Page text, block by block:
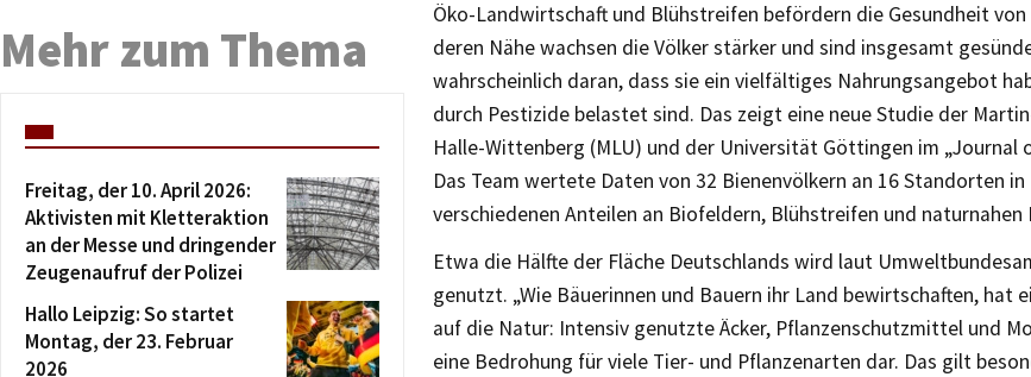
Öko-Landwirtschaft und Blühstreifen befördern die Gesundheit von
deren Nähe wachsen die Völker stärker und sind insgesamt
wahrscheinlich daran, dass sie ein vielfältiges Nahrungsangebot
durch Pestizide belastet sind. Das zeigt eine neue Studie der
Halle-Wittenberg (MLU) und der Universität Göttingen im „Journal
Das Team wertete Daten von 32 Bienenvölkern an 16 Standorten
verschiedenen Anteilen an Biofeldern, Blühstreifen und naturnahen
Etwa die Hälfte der Fläche Deutschlands wird laut
genutzt. „Wie Bäuerinnen und Bauern ihr Land bewirtschaften, hat
auf die Natur: Intensiv genutzte Äcker, Pflanzenschutzmittel und
eine Bedrohung für viele Tier- und Pflanzenarten dar. Das gilt
Mehr zum Thema
Freitag, der 10. April 2026:
Aktivisten mit Kletteraktion
an der Messe und dringender
Zeugenaufruf der Polizei
Hallo Leipzig: So startet
Montag, der 23. Februar
2026